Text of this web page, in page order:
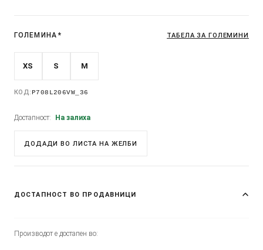
ГОЛЕМИНА * ТАБЕЛА ЗА ГОЛЕМИНИ
XS S M
КОД: P708L206VW_36
Достапност: На залиха
ДОДАДИ ВО ЛИСТА НА ЖЕЛБИ
ДОСТАПНОСТ ВО ПРОДАВНИЦИ
Производот е достапен во: